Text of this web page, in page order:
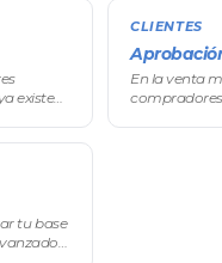
existen:
CLIENTES
En la venta
tu base